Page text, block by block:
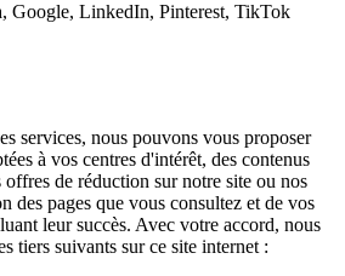
Google, LinkedIn, Pinterest, TikTok
services, nous pouvons vous proposer
à vos centres d'intérêt, des contenus
offres de réduction sur notre site ou nos
des pages que vous consultez et de vos
leur succès. Avec votre accord, nous
tiers suivants sur ce site internet :